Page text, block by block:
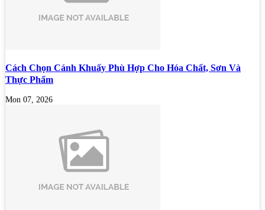
Cách Chọn Cánh Khuấy Phù Hợp Cho Hóa Chất, Sơn Và
Thực Phẩm
Mon 07, 2026